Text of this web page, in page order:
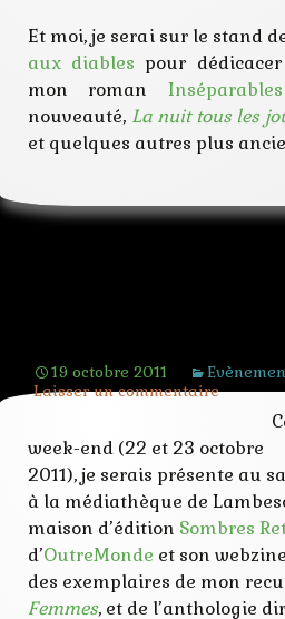
Et moi, je serai sur le stand
aux diables pour
mon roman
nouveauté, La nuit tous les
et quelques autres plus
19 octobre 2011
Laisser un commentaire
week-end (22 et 23 octobre
2011), je serais présente au
à la médiathèque de
maison d’édition Sombres
d’OutreMonde et son
des exemplaires de mon
Femmes, et de l’anthologie